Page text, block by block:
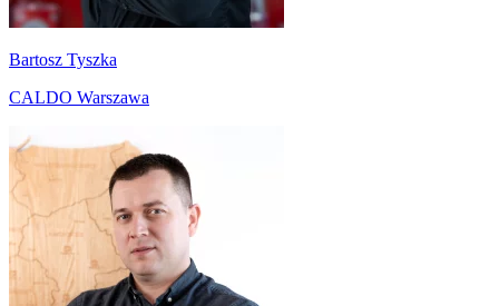
Bartosz Tyszka
CALDO Warszawa